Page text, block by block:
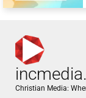
Christian Media: